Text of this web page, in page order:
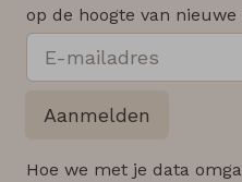
op de hoogte van nieuwe
Aanmelden
Hoe we met je data